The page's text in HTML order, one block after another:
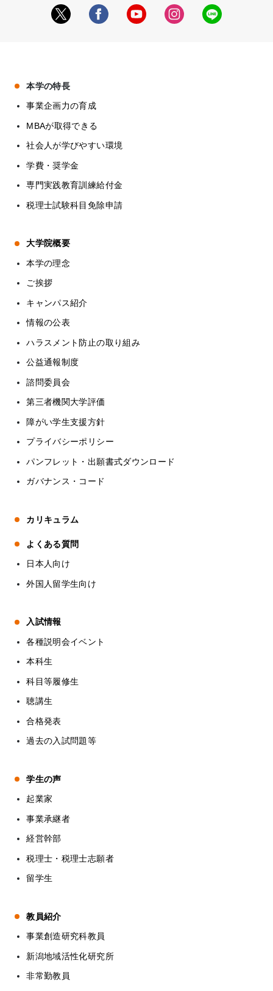
本学の特長
事業企画力の育成
MBAが取得できる
社会人が学びやすい環境
学費・奨学金
専門実践教育訓練給付金
税理士試験科目免除申請
大学院概要
本学の理念
ご挨拶
キャンパス紹介
情報の公表
ハラスメント防止の取り組み
公益通報制度
諮問委員会
第三者機関大学評価
障がい学生支援方針
プライバシーポリシー
パンフレット・出願書式ダウンロード
ガバナンス・コード
カリキュラム
よくある質問
日本人向け
外国人留学生向け
入試情報
各種説明会イベント
本科生
科目等履修生
聴講生
合格発表
過去の入試問題等
学生の声
起業家
事業承継者
経営幹部
税理士・税理士志願者
留学生
教員紹介
事業創造研究科教員
新潟地域活性化研究所
非常勤教員